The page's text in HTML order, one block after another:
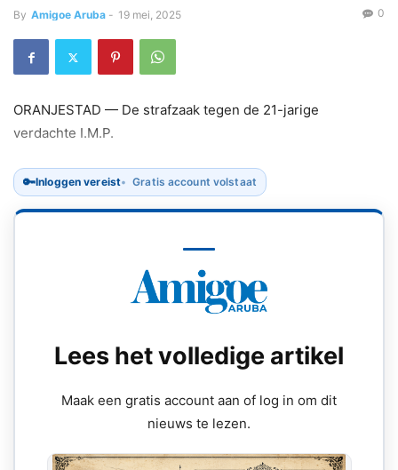
By Amigoe Aruba - 19 mei, 2025 0
ORANJESTAD — De strafzaak tegen de 21-jarige
verdachte I.M.P.
🔑Inloggen vereist Gratis account volstaat
Lees het volledige artikel
Maak een gratis account aan of log in om dit
nieuws te lezen.